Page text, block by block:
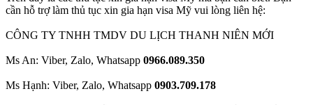
cần hỗ trợ làm thủ tục xin gia hạn visa Mỹ vui lòng liên hệ:
CÔNG TY TNHH TMDV DU LỊCH THANH NIÊN MỚI
Ms An: Viber, Zalo, Whatsapp 0966.089.350
Ms Hạnh: Viber, Zalo, Whatsapp 0903.709.178